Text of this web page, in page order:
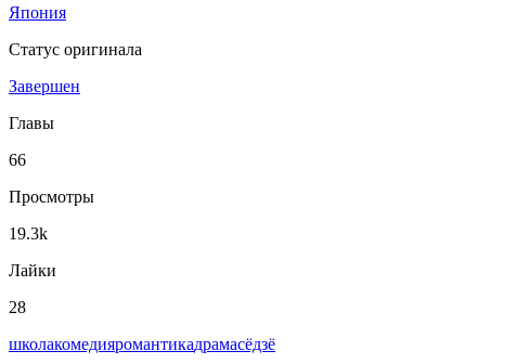
Япония
Статус оригинала
Завершен
Главы
66
Просмотры
19.3k
Лайки
28
школакомедияромантикадрамасёдзё